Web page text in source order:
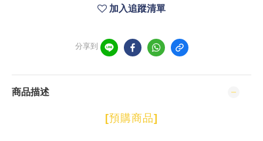
加入追蹤清單
分享到
商品描述
[預購商品]